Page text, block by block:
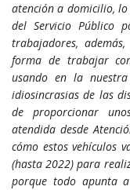
atención a domicilio,
del Servicio Público
trabajadores,
forma de trabajar
usando en la
idiosincrasias de las
de proporcionar
atendida desde
cómo estos vehículos
(hasta 2022) para
porque todo apunta